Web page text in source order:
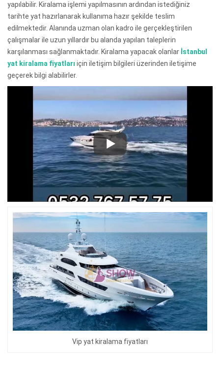
yapılabilir. Kiralama işlemi yapılmasının ardından istediğiniz
tarihte yat hazırlanarak kullanıma hazır şekilde teslim
edilmektedir. Alanında uzman olan kadro ile gerçekleştirilen
çalışmalar ile uzun yıllardır bu alanda yapılan taleplerin
karşılanması sağlanmaktadır. Kiralama yapacak olanlar İstanbul
yat kiralama fiyatları için iletişim bilgileri üzerinden iletişime
geçerek bilgi alabilirler.
Vip yat kiralama fiyatları